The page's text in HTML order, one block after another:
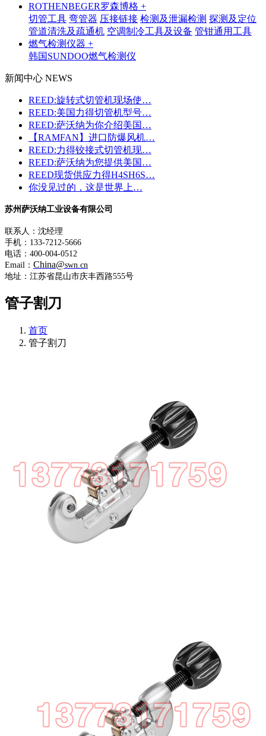
ROTHENBEGER罗森博格 +
切管工具 弯管器 压接链接 检测及泄漏检测 探测及定位
管道清洗及疏通机 空调制冷工具及设备 管钳通用工具
燃气检测仪器 +
韩国SUNDOO燃气检测仪
新闻中心 NEWS
REED:旋转式切管机现场使…
REED:美国力得切管机型号…
REED:萨沃纳为你介绍美国…
【RAMFAN】进口防爆风机…
REED:力得铰接式切管机现…
REED:萨沃纳为您提供美国…
REED现货供应力得H4SH6S…
你没见过的，这是世界上…
苏州萨沃纳工业设备有限公司
联系人：沈经理
手机：133-7212-5666
电话：400-004-0512
Email： China@swn.cn
地址：江苏省昆山市庆丰西路555号
管子割刀
首页
管子割刀